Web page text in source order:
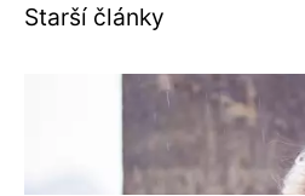
Starší články